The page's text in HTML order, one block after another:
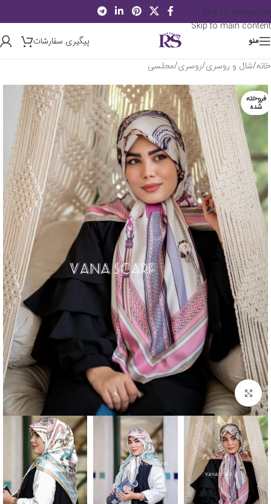
Skip to navigation
Skip to main content
منو
پیگیری سفارشات
خانه/شال و روسری/روسری/مجلسی
فروخته
شده
برای بزرگنمایی کلیک کنید